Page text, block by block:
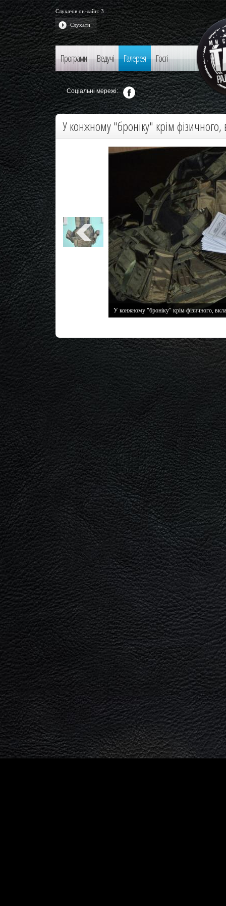
Слухачів он-лайн: 3
Слухати
Програми Ведучі Галерея Гості
Соціальні мережі:
У конжному "броніку" крім
У конжному "броніку" крім фізичного,